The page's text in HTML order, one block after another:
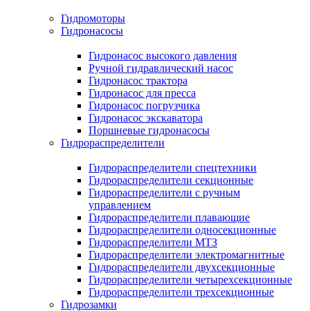
Гидромоторы
Гидронасосы
Гидронасос высокого давления
Ручной гидравлический насос
Гидронасос трактора
Гидронасос для пресса
Гидронасос погрузчика
Гидронасос экскаватора
Поршневые гидронасосы
Гидрораспределители
Гидрораспределители спецтехники
Гидрораспределители секционные
Гидрораспределители с ручным
управлением
Гидрораспределители плавающие
Гидрораспределители односекционные
Гидрораспределители МТЗ
Гидрораспределители электромагнитные
Гидрораспределители двухсекционные
Гидрораспределители четырехсекционные
Гидрораспределители трехсекционные
Гидрозамки